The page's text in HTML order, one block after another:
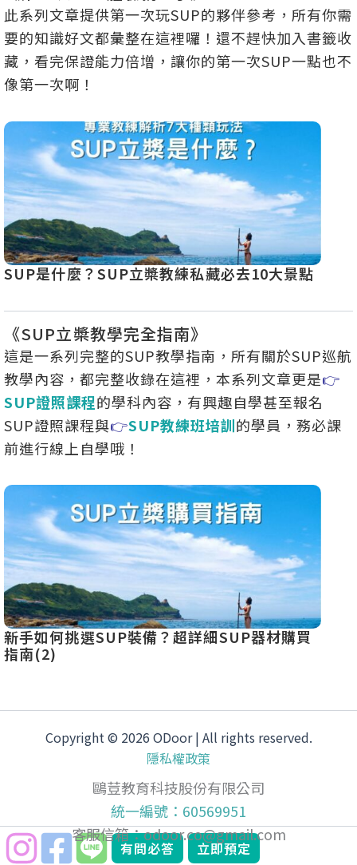
此系列文章提供第一次玩SUP的夥伴參考，所有你需
要的知識好文都彙整在這裡囉！還不趕快加入書籤收
藏，看完保證能力倍增，讓你的第一次SUP一點也不
像第一次啊！
SUP是什麼？SUP立槳教練私藏必去10大景點
《SUP立槳教學完全指南》
這是一系列完整的SUP教學指南，所有關於SUP巡航
教學內容，都完整收錄在這裡，本系列文章更是👉
SUP證照課程的學科內容，有興趣自學甚至報名
SUP證照課程與👉SUP教練班培訓的學員，務必課
前進行線上自學哦！
新手如何挑選SUP裝備？超詳細SUP器材購買
指南(2)
有問必答 立即預定
Copyright © 2026 ODoor | All rights reserved.
隱私權政策
鷗荳教育科技股份有限公司
統一編號：60569951
客服信箱：odoor.co@gmail.com